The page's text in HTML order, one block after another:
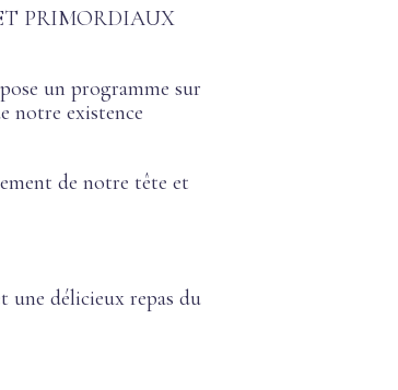
ET PRIMORDIAUX
un programme sur
notre existence
de notre tête et
une délicieux repas du